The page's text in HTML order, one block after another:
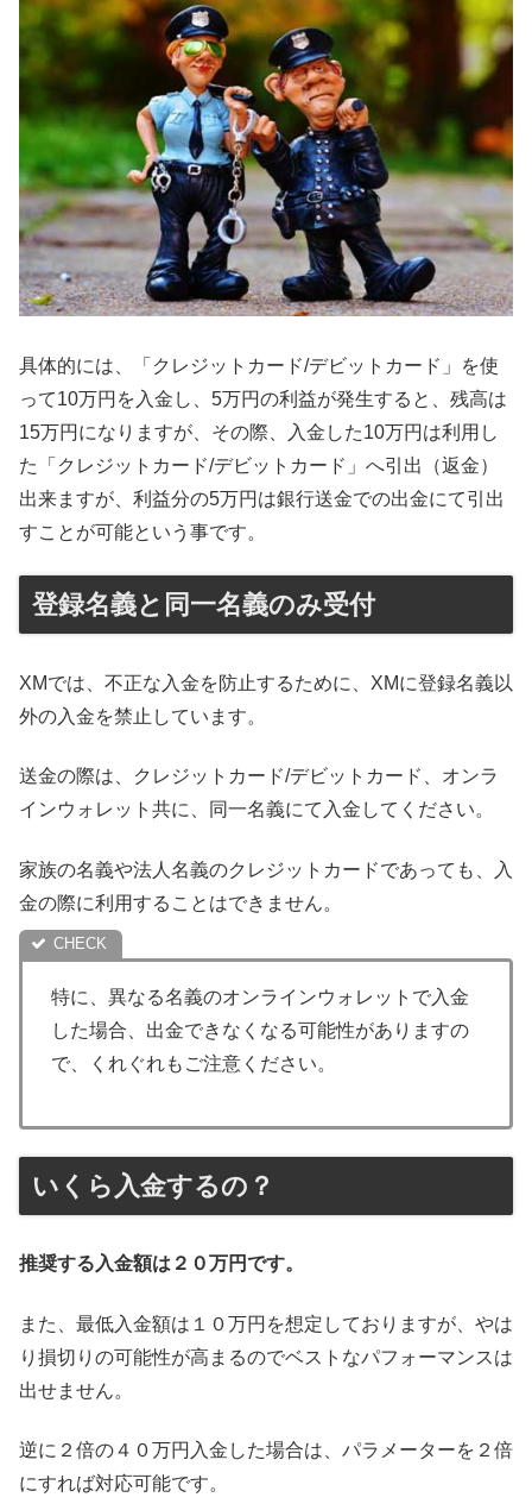
具体的には、「クレジットカード/デビットカード」を使
って10万円を入金し、5万円の利益が発生すると、残高は
15万円になりますが、その際、入金した10万円は利用し
た「クレジットカード/デビットカード」へ引出（返金）
出来ますが、利益分の5万円は銀行送金での出金にて引出
すことが可能という事です。
登録名義と同一名義のみ受付
XMでは、不正な入金を防止するために、XMに登録名義以
外の入金を禁止しています。
送金の際は、クレジットカード/デビットカード、オンラ
インウォレット共に、同一名義にて入金してください。
家族の名義や法人名義のクレジットカードであっても、入
金の際に利用することはできません。
特に、異なる名義のオンラインウォレットで入金
した場合、出金できなくなる可能性がありますの
で、くれぐれもご注意ください。
いくら入金するの？
推奨する入金額は２０万円です。
また、最低入金額は１０万円を想定しておりますが、やは
り損切りの可能性が高まるのでベストなパフォーマンスは
出せません。
逆に２倍の４０万円入金した場合は、パラメーターを２倍
にすれば対応可能です。